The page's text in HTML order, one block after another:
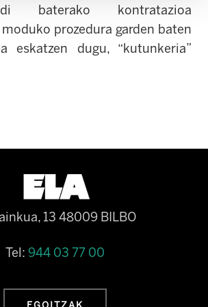
baterako kontratazioa
prozedura garden baten
eskatzen dugu, “kutunkeria”
13 48009 BILBO
Tel: 944 03 77 00